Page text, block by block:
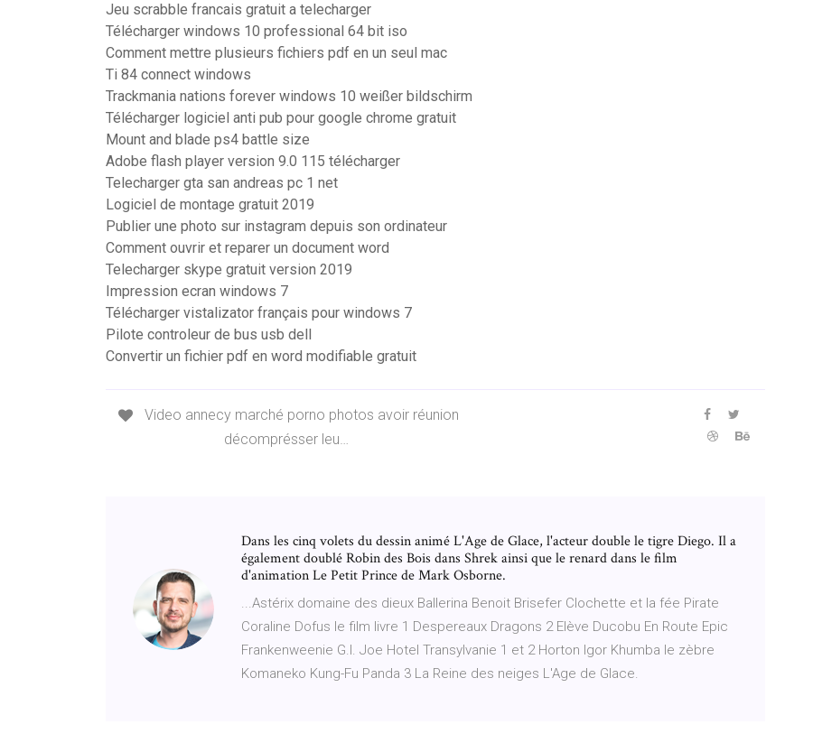
Jeu scrabble francais gratuit a telecharger
Télécharger windows 10 professional 64 bit iso
Comment mettre plusieurs fichiers pdf en un seul mac
Ti 84 connect windows
Trackmania nations forever windows 10 weißer bildschirm
Télécharger logiciel anti pub pour google chrome gratuit
Mount and blade ps4 battle size
Adobe flash player version 9.0 115 télécharger
Telecharger gta san andreas pc 1 net
Logiciel de montage gratuit 2019
Publier une photo sur instagram depuis son ordinateur
Comment ouvrir et reparer un document word
Telecharger skype gratuit version 2019
Impression ecran windows 7
Télécharger vistalizator français pour windows 7
Pilote controleur de bus usb dell
Convertir un fichier pdf en word modifiable gratuit
Video annecy marché porno photos avoir réunion
décomprésser leu…
Dans les cinq volets du dessin animé L'Age de Glace, l'acteur double le tigre Diego. Il a
également doublé Robin des Bois dans Shrek ainsi que le renard dans le film
d'animation Le Petit Prince de Mark Osborne.
...Astérix domaine des dieux Ballerina Benoit Brisefer Clochette et la fée Pirate
Coraline Dofus le film livre 1 Despereaux Dragons 2 Elève Ducobu En Route Epic
Frankenweenie G.I. Joe Hotel Transylvanie 1 et 2 Horton Igor Khumba le zèbre
Komaneko Kung-Fu Panda 3 La Reine des neiges L'Age de Glace.